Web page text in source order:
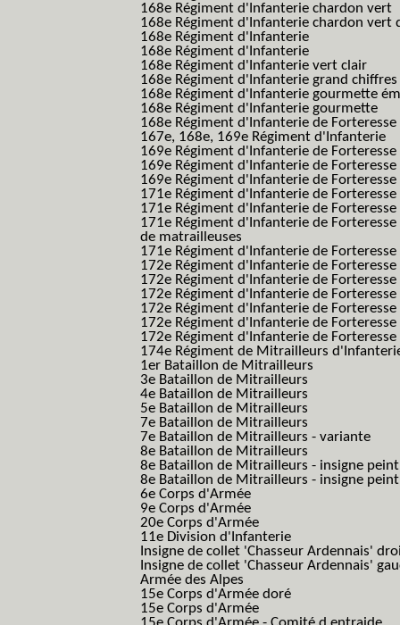
168e Régiment d'Infanterie chardon vert
168e Régiment d'Infanterie chardon vert
168e Régiment d'Infanterie
168e Régiment d'Infanterie
168e Régiment d'Infanterie vert clair
168e Régiment d'Infanterie grand chiffres
168e Régiment d'Infanterie gourmette
168e Régiment d'Infanterie gourmette
168e Régiment d'Infanterie de Forteresse
167e, 168e, 169e Régiment d'Infanterie
169e Régiment d'Infanterie de Forteresse
169e Régiment d'Infanterie de
169e Régiment d'Infanterie de
171e Régiment d'Infanterie de Forteresse
171e Régiment d'Infanterie de
171e Régiment d'Infanterie de
de matrailleuses
171e Régiment d'Infanterie de
172e Régiment d'Infanterie de Forteresse
172e Régiment d'Infanterie de Forteresse
172e Régiment d'Infanterie de
172e Régiment d'Infanterie de
172e Régiment d'Infanterie de
172e Régiment d'Infanterie de
174e Régiment de Mitrailleurs
1er Bataillon de Mitrailleurs
3e Bataillon de Mitrailleurs
4e Bataillon de Mitrailleurs
5e Bataillon de Mitrailleurs
7e Bataillon de Mitrailleurs
7e Bataillon de Mitrailleurs - variante
8e Bataillon de Mitrailleurs
8e Bataillon de Mitrailleurs - insigne peint
8e Bataillon de Mitrailleurs - insigne
6e Corps d'Armée
9e Corps d'Armée
20e Corps d'Armée
11e Division d'Infanterie
Insigne de collet 'Chasseur Ardennais'
Insigne de collet 'Chasseur Ardennais'
Armée des Alpes
15e Corps d'Armée doré
15e Corps d'Armée